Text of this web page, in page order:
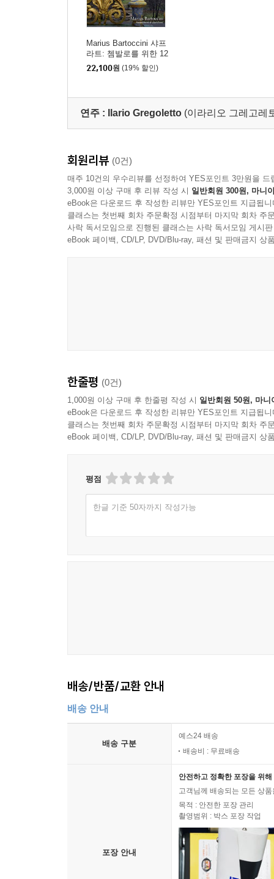
Marius Bartoccini 샤프
라트: 쳄발로를 위한 12
개의 독주곡 (Schaffrat
h: XII Soli per il Cemba
22,100원 (19% 할인)
연주 : Ilario Gregoletto (이라리오 그레고레
회원리뷰 (0건)
매주 10건의 우수리뷰를 선정하여 YES포인트 3만원을 드
3,000원 이상 구매 후 리뷰 작성 시 일반회원 300원, 마니
eBook은 다운로드 후 작성한 리뷰만 YES포인트 지급됩니
클래스는 첫번째 회차 주문확정 시점부터 마지막 회차 주
사락 독서모임으로 진행된 클래스는 사락 독서모임 게시
eBook 페이백, CD/LP, DVD/Blu-ray, 패션 및 판매금지 상
한줄평 (0건)
1,000원 이상 구매 후 한줄평 작성 시 일반회원 50원, 마니
eBook은 다운로드 후 작성한 리뷰만 YES포인트 지급됩니
클래스는 첫번째 회차 주문확정 시점부터 마지막 회차 주
eBook 페이백, CD/LP, DVD/Blu-ray, 패션 및 판매금지 상
평점
한글 기준 50자까지 작성가능
배송/반품/교환 안내
배송 안내
배송 구분
예스24 배송
배송비 : 무료배송
포장 안내
안전하고 정확한 포장을 위
고객님께 배송되는 모든 상
목적 : 안전한 포장 관리
촬영범위 : 박스 포장 작업